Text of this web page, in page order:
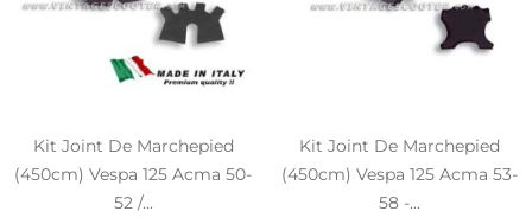
Kit Joint De Marchepied
(450cm) Vespa 125 Acma 50-
52 /...
Kit Joint De Marchepied
(450cm) Vespa 125 Acma 53-
58 -...